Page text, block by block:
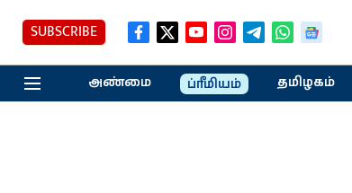
SUBSCRIBE
அண்மை ப்ரீமியம் தமிழகம்